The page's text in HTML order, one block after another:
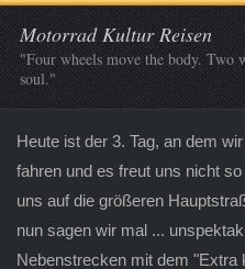
Motorrad Kultur Reisen
"Four wheels move the body. Two
soul."
Heute ist der 3. Tag, an dem
fahren und es freut uns nicht
uns auf die größeren
nun sagen wir mal ...
Nebenstrecken mit dem "Extra